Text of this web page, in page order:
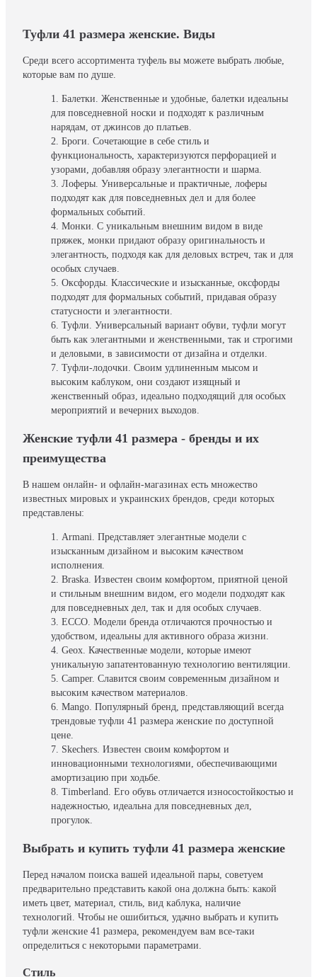
Туфли 41 размера женские. Виды
Среди всего ассортимента туфель вы можете выбрать любые,
которые вам по душе.
Балетки. Женственные и удобные, балетки идеальны
для повседневной носки и подходят к различным
нарядам, от джинсов до платьев.
Броги. Сочетающие в себе стиль и
функциональность, характеризуются перфорацией и
узорами, добавляя образу элегантности и шарма.
Лоферы. Универсальные и практичные, лоферы
подходят как для повседневных дел и для более
формальных событий.
Монки. С уникальным внешним видом в виде
пряжек, монки придают образу оригинальность и
элегантность, подходя как для деловых встреч, так и для
особых случаев.
Оксфорды. Классические и изысканные, оксфорды
подходят для формальных событий, придавая образу
статусности и элегантности.
Туфли. Универсальный вариант обуви, туфли могут
быть как элегантными и женственными, так и строгими
и деловыми, в зависимости от дизайна и отделки.
Туфли-лодочки. Своим удлиненным мысом и
высоким каблуком, они создают изящный и
женственный образ, идеально подходящий для особых
мероприятий и вечерних выходов.
Женские туфли 41 размера - бренды и их
преимущества
В нашем онлайн- и офлайн-магазинах есть множество
известных мировых и украинских брендов, среди которых
представлены:
Armani. Представляет элегантные модели с
изысканным дизайном и высоким качеством
исполнения.
Braska. Известен своим комфортом, приятной ценой
и стильным внешним видом, его модели подходят как
для повседневных дел, так и для особых случаев.
ECCO. Модели бренда отличаются прочностью и
удобством, идеальны для активного образа жизни.
Geox. Качественные модели, которые имеют
уникальную запатентованную технологию вентиляции.
Camper. Славится своим современным дизайном и
высоким качеством материалов.
Mango. Популярный бренд, представляющий всегда
трендовые туфли 41 размера женские по доступной
цене.
Skechers. Известен своим комфортом и
инновационными технологиями, обеспечивающими
амортизацию при ходьбе.
Timberland. Его обувь отличается износостойкостью и
надежностью, идеальна для повседневных дел,
прогулок.
Выбрать и купить туфли 41 размера женские
Перед началом поиска вашей идеальной пары, советуем
предварительно представить какой она должна быть: какой
иметь цвет, материал, стиль, вид каблука, наличие
технологий. Чтобы не ошибиться, удачно выбрать и купить
туфли женские 41 размера, рекомендуем вам все-таки
определиться с некоторыми параметрами.
Стиль